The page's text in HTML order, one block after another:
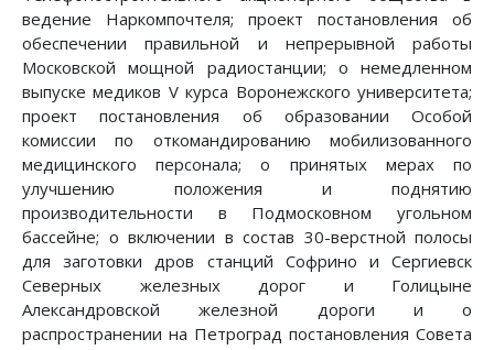
ведение Наркомпочтеля; проект постановления об
обеспечении правильной и непрерывной работы
Московской мощной радиостанции; о немедленном
выпуске медиков V курса Воронежского университета;
проект постановления об образовании Особой
комиссии по откомандированию мобилизованного
медицинского персонала; о принятых мерах по
улучшению положения и поднятию
производительности в Подмосковном угольном
бассейне; о включении в состав 30-верстной полосы
для заготовки дров станций Софрино и Сергиевск
Северных железных дорог и Голицыне
Александровской железной дороги и о
распространении на Петроград постановления Совета